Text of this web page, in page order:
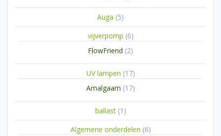
Auga 55
producten
vijverpomp 66
FlowFriend 22
UV lampen 1717
Amalgaam 1717
ballast 1 1
product
Algemene onderdelen 66